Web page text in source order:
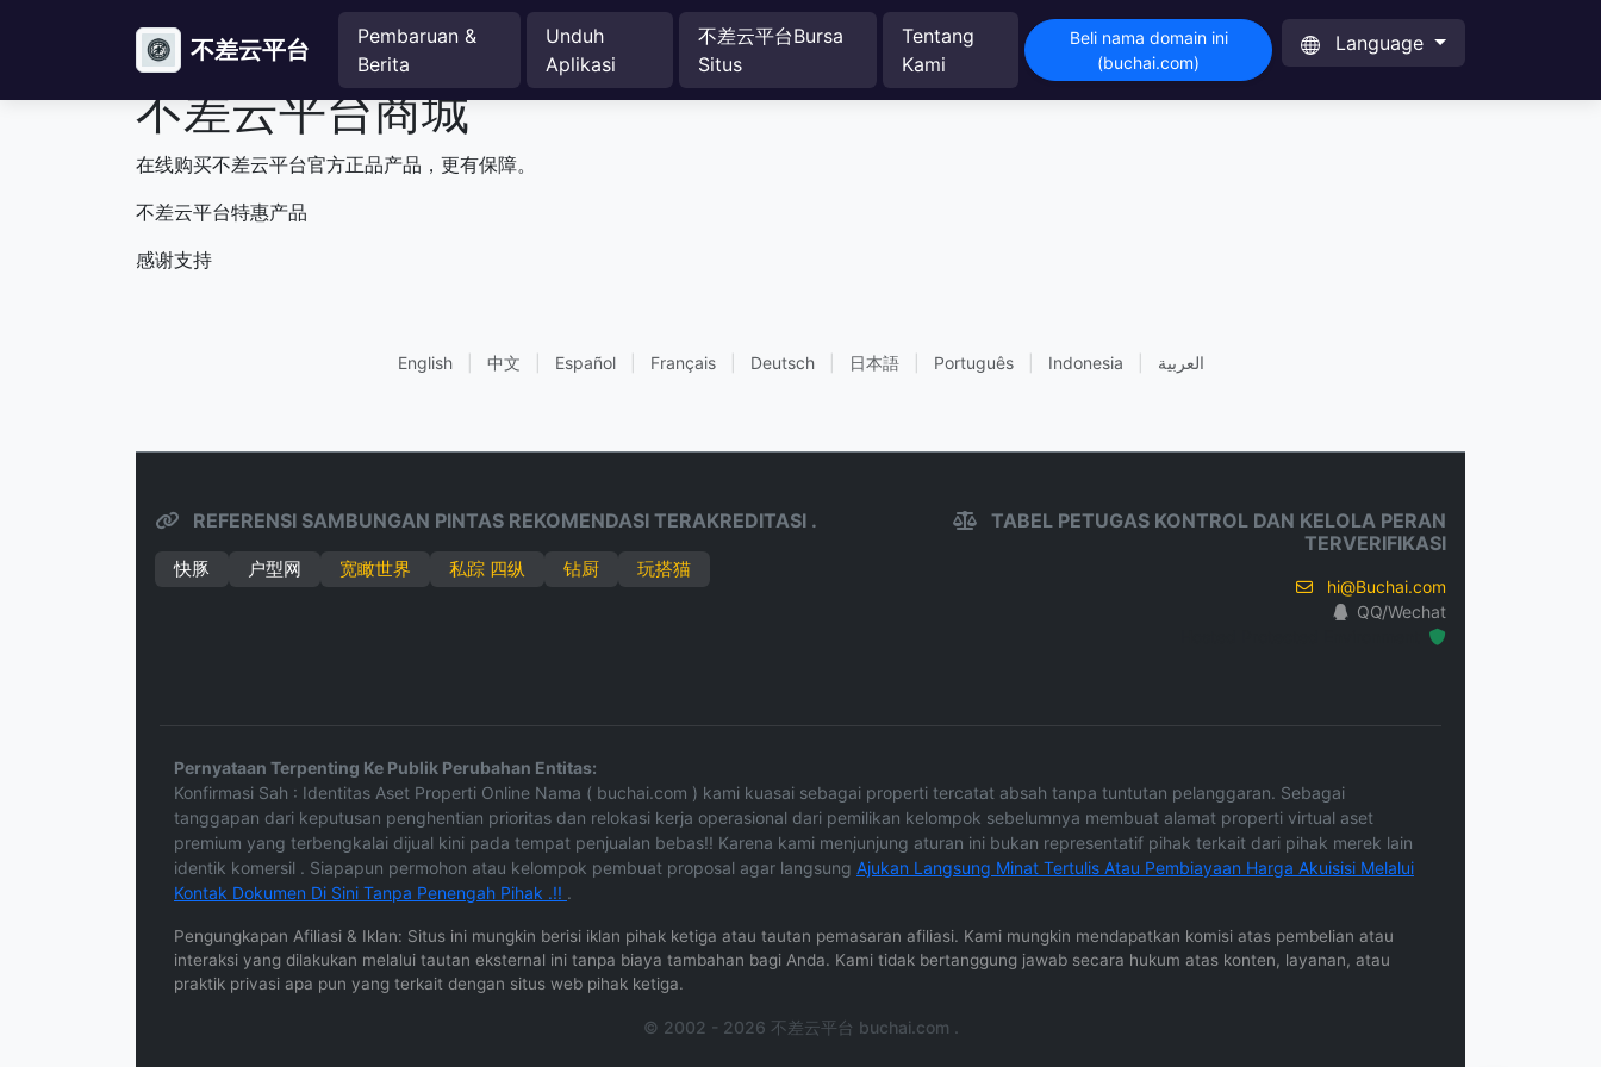
不差云平台
Pembaruan &
Berita
Unduh
Aplikasi
不差云平台Bursa
Situs
Tentang
Kami
Beli nama domain ini
(buchai.com)
Language
不差云平台商城
在线购买不差云平台官方正品产品，更有保障。
不差云平台特惠产品
感谢支持
English 中文 Español Français Deutsch 日本語 Português Indonesia العربية
REFERENSI SAMBUNGAN PINTAS REKOMENDASI TERAKREDITASI .
快豚 户型网 宽瞰世界 私踪 四纵 钻厨 玩搭猫
TABEL PETUGAS KONTROL DAN KELOLA PERAN
TERVERIFIKASI
hi@Buchai.com
QQ/Wechat
Pernyataan Terpenting Ke Publik Perubahan Entitas:
Konfirmasi Sah : Identitas Aset Properti Online Nama ( buchai.com ) kami kuasai sebagai properti tercatat absah tanpa tuntutan pelanggaran. Sebagai
tanggapan dari keputusan penghentian prioritas dan relokasi kerja operasional dari pemilikan kelompok sebelumnya membuat alamat properti virtual aset
premium yang terbengkalai dijual kini pada tempat penjualan bebas!! Karena kami menjunjung aturan ini bukan representatif pihak terkait dari pihak merek lain
identik komersil . Siapapun permohon atau kelompok pembuat proposal agar langsung Ajukan Langsung Minat Tertulis Atau Pembiayaan Harga Akuisisi Melalui
Kontak Dokumen Di Sini Tanpa Penengah Pihak .!! .
Pengungkapan Afiliasi & Iklan: Situs ini mungkin berisi iklan pihak ketiga atau tautan pemasaran afiliasi. Kami mungkin mendapatkan komisi atas pembelian atau
interaksi yang dilakukan melalui tautan eksternal ini tanpa biaya tambahan bagi Anda. Kami tidak bertanggung jawab secara hukum atas konten, layanan, atau
praktik privasi apa pun yang terkait dengan situs web pihak ketiga.
© 2002 - 2026 不差云平台 buchai.com .